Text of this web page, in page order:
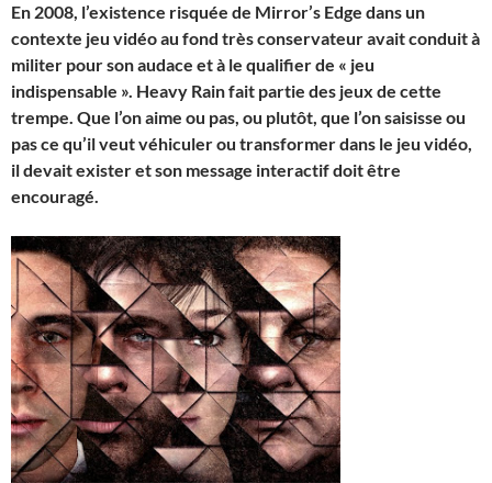
En 2008, l’existence risquée de Mirror’s Edge dans un
contexte jeu vidéo au fond très conservateur avait conduit à
militer pour son audace et à le qualifier de « jeu
indispensable ». Heavy Rain fait partie des jeux de cette
trempe. Que l’on aime ou pas, ou plutôt, que l’on saisisse ou
pas ce qu’il veut véhiculer ou transformer dans le jeu vidéo,
il devait exister et son message interactif doit être
encouragé.